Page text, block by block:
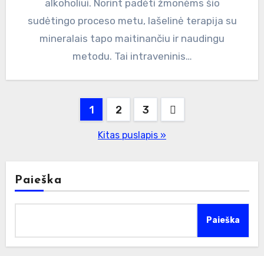
alkoholiui. Norint padėti žmonėms šio
sudėtingo proceso metu, lašelinė terapija su
mineralais tapo maitinančiu ir naudingu
metodu. Tai intraveninis…
puslapiavimas
1 2 3
Kitas puslapis »
Paieška
Paieška